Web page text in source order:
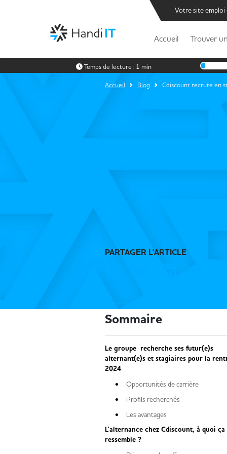
Votre site emploi
Accueil Trouver
Temps de lecture : 1 min
Accueil Blog Cdiscount recrute en
PARTAGER L'ARTICLE
Sommaire
Le groupe recherche ses futur(e)s
alternant(e)s et stagiaires pour la
2024
Opportunités de carrière
Profils recherchés
Les avantages
L'alternance chez Cdiscount, à quoi ça
ressemble ?